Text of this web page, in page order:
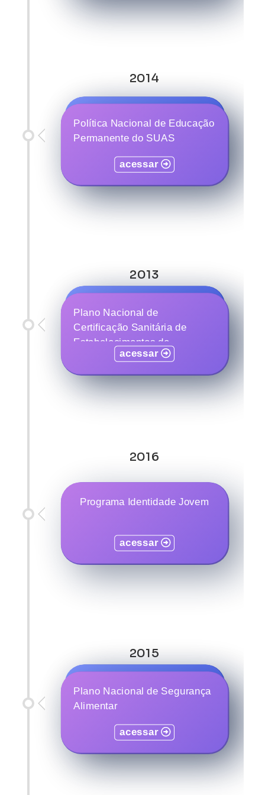
2013
(Estatuto da Juventude)
acessar
Política Nacional de Educação
Permanente do SUAS
acessar
2014
acessar
Plano Nacional de
Certificação Sanitária de
Estabelecimentos de
Aquicultura Produtores de
Formas Jovens de Animais
acessar
2015
Programa Identidade Jovem
acessar
2016
Segurança Alimentar
acessar
Plano Nacional de Segurança
Alimentar
acessar